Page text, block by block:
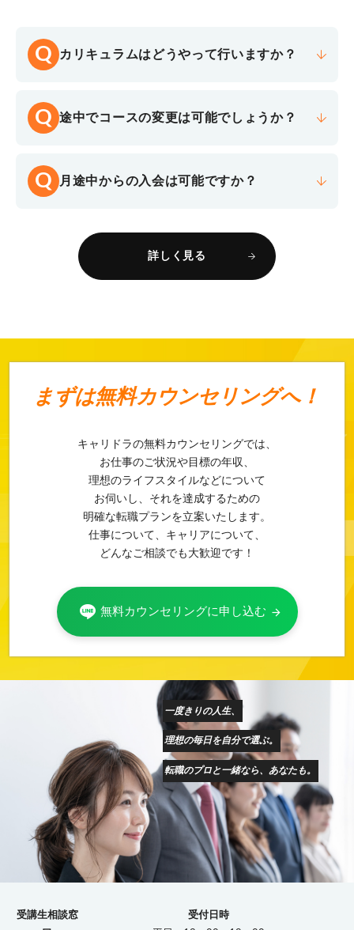
Q カリキュラムはどうやって行いますか？
Q 途中でコースの変更は可能でしょうか？
Q 月途中からの入会は可能ですか？
詳しく見る
まずは無料カウンセリングへ！
キャリドラの無料カウンセリングでは、
お仕事のご状況や目標の年収、
理想のライフスタイルなどについて
お伺いし、それを達成するための
明確な転職プランを立案いたします。
仕事について、キャリアについて、
どんなご相談でも大歓迎です！
無料カウンセリングに申し込む arrow_forward
一度きりの人生、
理想の毎日を自分で選ぶ。
転職のプロと一緒なら、あなたも。
受講生相談窓
受付日時